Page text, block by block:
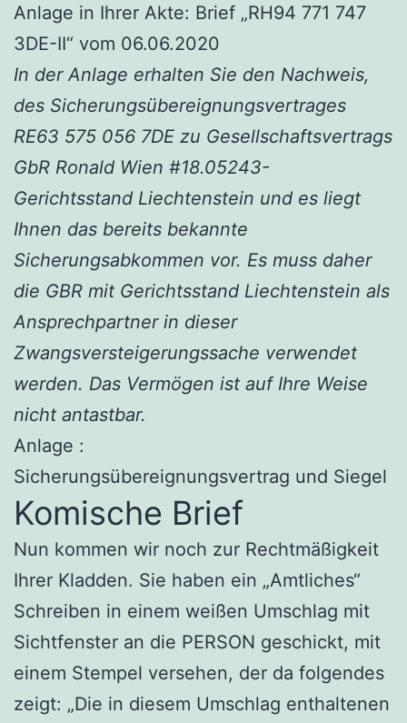
Anlage in Ihrer Akte: Brief „RH94 771 747
3DE-II“ vom 06.06.2020
In der Anlage erhalten Sie den Nachweis,
des Sicherungsübereignungsvertrages
RE63 575 056 7DE zu Gesellschaftsvertrags
GbR Ronald Wien #18.05243-
Gerichtsstand Liechtenstein und es liegt
Ihnen das bereits bekannte
Sicherungsabkommen vor. Es muss daher
die GBR mit Gerichtsstand Liechtenstein als
Ansprechpartner in dieser
Zwangsversteigerungssache verwendet
werden. Das Vermögen ist auf Ihre Weise
nicht antastbar.
Anlage :
Sicherungsübereignungsvertrag und Siegel
Komische Brief
Nun kommen wir noch zur Rechtmäßigkeit
Ihrer Kladden. Sie haben ein „Amtliches“
Schreiben in einem weißen Umschlag mit
Sichtfenster an die PERSON geschickt, mit
einem Stempel versehen, der da folgendes
zeigt: „Die in diesem Umschlag enthaltenen